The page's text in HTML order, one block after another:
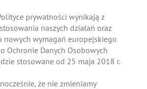
prywatności wynikają z
naszych działań oraz
nowych wymagań europejskiego
Ochronie Danych Osobowych
stosowane od 25 maja 2018 r.
że nie zmieniamy